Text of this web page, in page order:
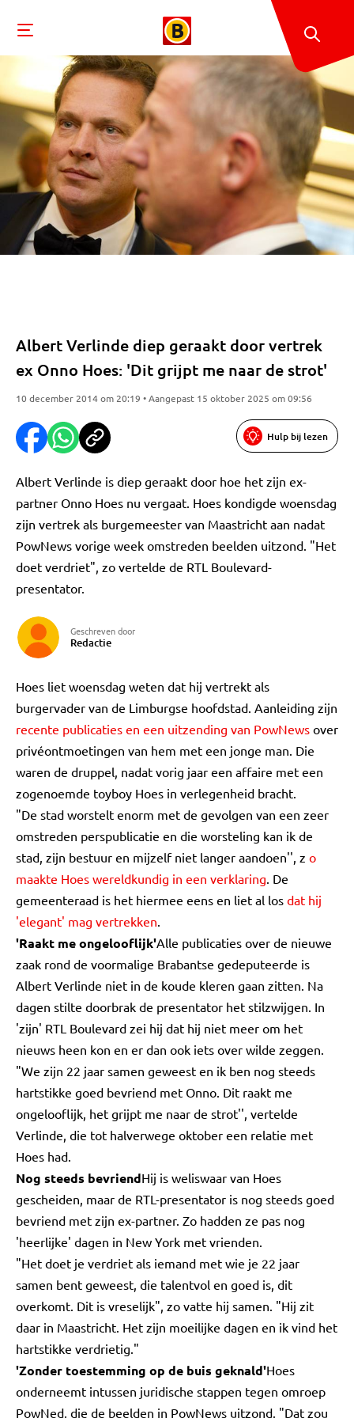
Albert Verlinde diep geraakt door vertrek
ex Onno Hoes: 'Dit grijpt me naar de strot'
10 december 2014 om 20:19 • Aangepast 15 oktober 2025 om 09:56
Hulp bij lezen
Albert Verlinde is diep geraakt door hoe het zijn ex-
partner Onno Hoes nu vergaat. Hoes kondigde woensdag
zijn vertrek als burgemeester van Maastricht aan nadat
PowNews vorige week omstreden beelden uitzond. "Het
doet verdriet", zo vertelde de RTL Boulevard-
presentator.
Geschreven door
Redactie
Hoes liet woensdag weten dat hij vertrekt als
burgervader van de Limburgse hoofdstad. Aanleiding zijn
recente publicaties en een uitzending van PowNews over
privéontmoetingen van hem met een jonge man. Die
waren de druppel, nadat vorig jaar een affaire met een
zogenoemde toyboy Hoes in verlegenheid bracht.
"De stad worstelt enorm met de gevolgen van een zeer
omstreden perspublicatie en die worsteling kan ik de
stad, zijn bestuur en mijzelf niet langer aandoen'', z o
maakte Hoes wereldkundig in een verklaring. De
gemeenteraad is het hiermee eens en liet al los dat hij
'elegant' mag vertrekken.
'Raakt me ongelooflijk'Alle publicaties over de nieuwe
zaak rond de voormalige Brabantse gedeputeerde is
Albert Verlinde niet in de koude kleren gaan zitten. Na
dagen stilte doorbrak de presentator het stilzwijgen. In
'zijn' RTL Boulevard zei hij dat hij niet meer om het
nieuws heen kon en er dan ook iets over wilde zeggen.
"We zijn 22 jaar samen geweest en ik ben nog steeds
hartstikke goed bevriend met Onno. Dit raakt me
ongelooflijk, het grijpt me naar de strot'', vertelde
Verlinde, die tot halverwege oktober een relatie met
Hoes had.
Nog steeds bevriendHij is weliswaar van Hoes
gescheiden, maar de RTL-presentator is nog steeds goed
bevriend met zijn ex-partner. Zo hadden ze pas nog
'heerlijke' dagen in New York met vrienden.
"Het doet je verdriet als iemand met wie je 22 jaar
samen bent geweest, die talentvol en goed is, dit
overkomt. Dit is vreselijk", zo vatte hij samen. "Hij zit
daar in Maastricht. Het zijn moeilijke dagen en ik vind het
hartstikke verdrietig."
'Zonder toestemming op de buis geknald'Hoes
onderneemt intussen juridische stappen tegen omroep
PowNed, die de beelden in PowNews uitzond. "Dat zou